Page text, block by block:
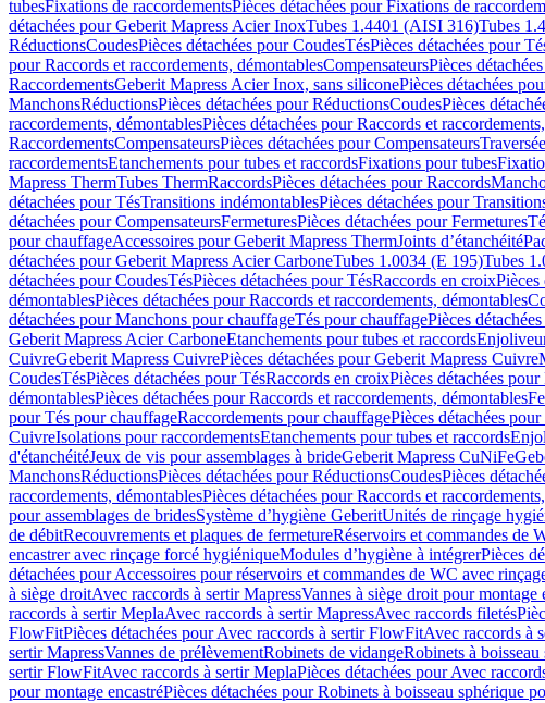
tubesFixations de raccordementsPièces détachées pour Fixations de
détachées pour Geberit Mapress Acier InoxTubes 1.4401 (AISI 316)Tubes
RéductionsCoudesPièces détachées pour CoudesTésPièces détachées pour
pour Raccords et raccordements, démontablesCompensateursPièces
RaccordementsGeberit Mapress Acier Inox, sans siliconePièces détachées
ManchonsRéductionsPièces détachées pour RéductionsCoudesPièces
raccordements, démontablesPièces détachées pour Raccords et
RaccordementsCompensateursPièces détachées pour Compensateurs
raccordementsEtanchements pour tubes et raccordsFixations pour tubes
Mapress ThermTubes ThermRaccordsPièces détachées pour Raccords
détachées pour TésTransitions indémontablesPièces détachées pour
détachées pour CompensateursFermeturesPièces détachées pour Fermetures
pour chauffageAccessoires pour Geberit Mapress ThermJoints d’étanchéité
détachées pour Geberit Mapress Acier CarboneTubes 1.0034 (E 195)Tubes
détachées pour CoudesTésPièces détachées pour TésRaccords en croix
démontablesPièces détachées pour Raccords et raccordements, démontables
détachées pour Manchons pour chauffageTés pour chauffagePièces
Geberit Mapress Acier CarboneEtanchements pour tubes et raccords
CuivreGeberit Mapress CuivrePièces détachées pour Geberit Mapress Cuivre
CoudesTésPièces détachées pour TésRaccords en croixPièces détachées
démontablesPièces détachées pour Raccords et raccordements, démontables
pour Tés pour chauffageRaccordements pour chauffagePièces détachées
CuivreIsolations pour raccordementsEtanchements pour tubes et raccords
d'étanchéitéJeux de vis pour assemblages à brideGeberit Mapress CuNiFe
ManchonsRéductionsPièces détachées pour RéductionsCoudesPièces
raccordements, démontablesPièces détachées pour Raccords et
pour assemblages de bridesSystème d’hygiène GeberitUnités de rinçage
de débitRecouvrements et plaques de fermetureRéservoirs et commandes de
encastrer avec rinçage forcé hygiéniqueModules d’hygiène à intégrerPièces
détachées pour Accessoires pour réservoirs et commandes de WC avec
à siège droitAvec raccords à sertir MapressVannes à siège droit pour montage
raccords à sertir MeplaAvec raccords à sertir MapressAvec raccords filetés
FlowFitPièces détachées pour Avec raccords à sertir FlowFitAvec raccords à
sertir MapressVannes de prélèvementRobinets de vidangeRobinets à boisseau
sertir FlowFitAvec raccords à sertir MeplaPièces détachées pour Avec
pour montage encastréPièces détachées pour Robinets à boisseau sphérique